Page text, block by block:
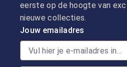
eerste op de hoogte van
nieuwe collecties.
Jouw emailadres